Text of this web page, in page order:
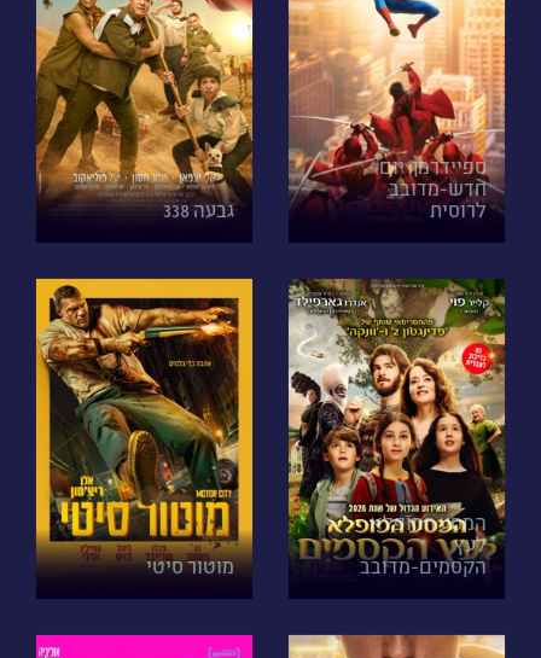
ספיידרמן: יום
חדש-מדובב
לרוסית גבעה 338
המסע המופלא
לעץ
הקסמים-מדובב מוטור סיטי